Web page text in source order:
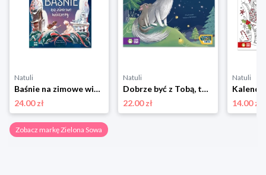
Natuli
Baśnie na zimowe wieczory Zielona sowa
24.00 zł
Natuli
Dobrze być z Tobą, tato Zielona sowa
22.00 zł
Natuli
14.00 zł
Zobacz markę Zielona Sowa